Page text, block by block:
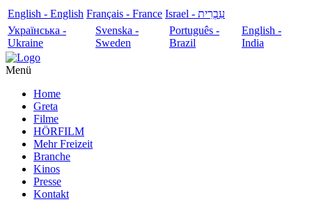
English - English Français - France
עִבְרִית - Israel
Українська -
Ukraine
Svenska -
Sweden
Português -
Brazil
English -
India
Menü
Home
Greta
Filme
HÖRFILM
Mehr Freizeit
Branche
Kinos
Presse
Kontakt